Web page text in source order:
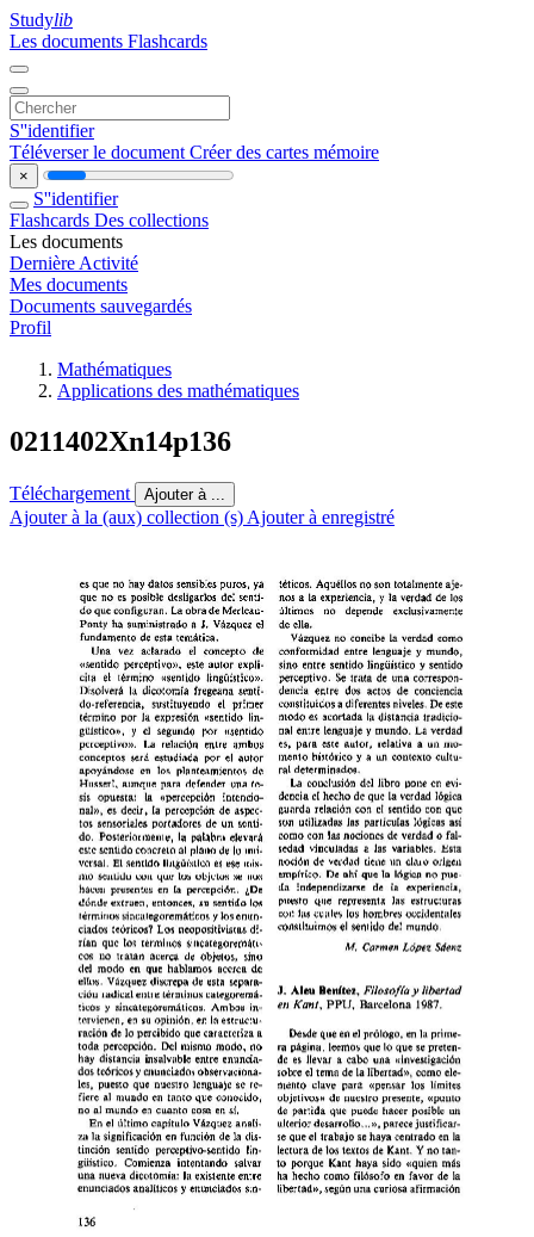
Studylib
Les documents Flashcards
S''identifier
Téléverser le document Créer des cartes mémoire
×
S''identifier
Flashcards Des collections
Les documents
Dernière Activité
Mes documents
Documents sauvegardés
Profil
Mathématiques
Applications des mathématiques
0211402Xn14p136
Téléchargement Ajouter à ...
Ajouter à la (aux) collection (s) Ajouter à enregistré
es que no hay datos sensibles puros, ya téticos. Aquéllos no son totalmente aje-
que no es posible desligarlos del senti- nos a la experiencia, y la verdad de los
do que configuran. La obra de Merleau- últimos no depende exclusivamente
Ponty ha suministrado a J. Vázquez el de ella.
fundamento de esta temática. Vázquez no concibe la verdad como
Una vez aclarado el concepto de conformidad entre lenguaje y mundo,
«sentido perceptivo)), este autor expli- sino entre sentido lingüístico y sentido
cita el término «sentido lingüístico». perceptivo. Se trata de una correspon-
Disolverá la dicotomía fregeana  senti- dencia entre dos  actos de conciencia
do-referencia, sustituyendo el primer constituidos a diferentes niveles. De este
término por la expresión «sentido Iin- modo es acortada la distancia tradicio-
güístico)), y el segundo por ((sentido nal entre lenguaje y mundo. La verdad
perceptivo)). La relación entre ambos es, para este autor, relativa a un mo-
conceptos será estudiada por el autor mento histórico y a un contexto cultu-
apoyándose en los planteamientos de ral determinados.
Husserl, aunque para defender una te- La conclusión del libro pone en evi-
sis opuesta: la ((percepción intencio- dencia el hecho de que la verdad lógica
naln, es decir, la percepción de aspec- guarda relación con el sentido con que
tos sensoriales portadores de un senti- son utilizadas las partículas lógicas así
do. Posteriormente, la palabra elevará
este sentido concreto al plano de lo uni-
versal. El sentido lingüístico es ese mis-
mo sentido con que los objetos se nos
hacen presentes en la percepción. ¿De
dónde extraen, entonces, su sentido los
términos sincategoremáticos y los enun-
ciados teóricos? Los neopositivistas di-
rían que los términos sincategoremáti-
cos no tratan acerca de objetos, sino
del modo en aue hablamos acerca de
como con las nociones de verdad o fal-
sedad vinculadas a las variables. Esta
noción de verdad tiene un claro origen
empírico. De ahí que la lógica no pue-
da independizarse de la experiencia,
puesto que representa las  estructuras
con las cuales los hombres occidentales
constituimos el sentido del mundo.
M. Carmen Ldpez Súenz
ellos. Vázquez discrepa de esta separa-
ción radical entre términos categoremá- J. Aleu Benítez, Filosofía Y libertad
ticos y sincategoremáticos. Ambos in- en Kant, PPU, Barcelona 1987.
tervienen, en su opinión, en la estructu-
ración de lo percibido que caracteriza a Desde que en el prólogo, en la prime-
toda percepción. Del mismo modo, no ra página, leemos que lo que se preten-
hay distancia insalvable entre enuncia- de es llevar a cabo una «investigación
dos teóricos y enunciados observaciona- sobre el tema de la libertad)), como ele-
les, puesto que nuestro lenguaje se re- mento clave para «pensar los límites
fiere al mundo en tanto que conocido, objetivos)) de nuestro presente, «punto
no al mundo en cuanto cosa en sí. de partida que puede hacer posible un
En el último capítulo Vázquez anali- ulterior desarrollo...», parece justificar-
za la significación en función de la dis- se que el trabajo se haya centrado en
tinción sentido perceptivo-sentido lin- lectura de los textos de Kant. Y no tan-
güístico. Comienza intentando salvar to porque Kant haya sido «quien más
una nueva dicotomía: la existente entre ha hecho como filósofo en favor de la
enunciados analíticos y enunciados sin- libertad)), según una curiosa afirmación